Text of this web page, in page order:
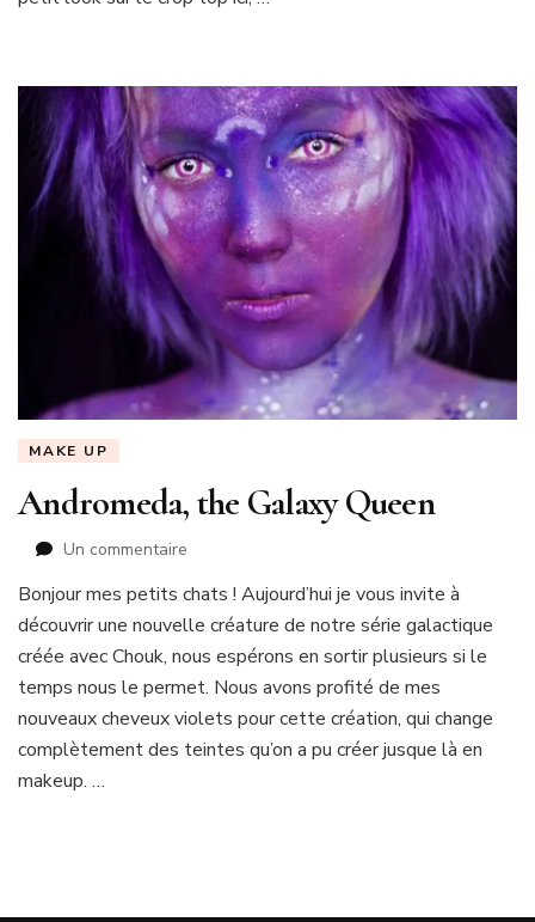
MAKE UP
Andromeda, the Galaxy Queen
Un commentaire
the
Galaxy
Queen
Bonjour mes petits chats ! Aujourd’hui je vous invite à
découvrir une nouvelle créature de notre série galactique
créée avec Chouk, nous espérons en sortir plusieurs si le
temps nous le permet. Nous avons profité de mes
nouveaux cheveux violets pour cette création, qui change
complètement des teintes qu’on a pu créer jusque là en
makeup. …